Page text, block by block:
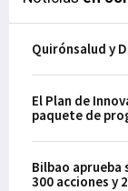
Quirónsalud y
El Plan de
paquete de
Bilbao aprueba
300 acciones y